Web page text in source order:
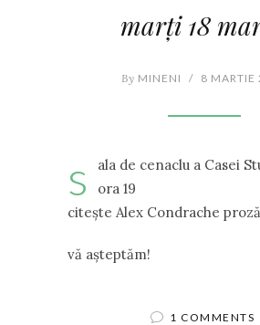
marți 18
By MINENI / 8 MARTIE
s
ala de cenaclu a Casei
ora 19
citește Alex Condrache proză
vă așteptăm!
1 COMMENTS